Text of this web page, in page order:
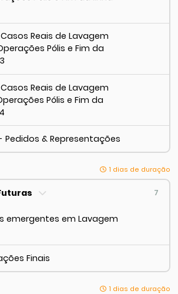
Reais de Lavagem
Pólis e Fim da
Reais de Lavagem
Pólis e Fim da
Pedidos & Representações
1 dias de duração
7
emergentes em Lavagem
Finais
1 dias de duração